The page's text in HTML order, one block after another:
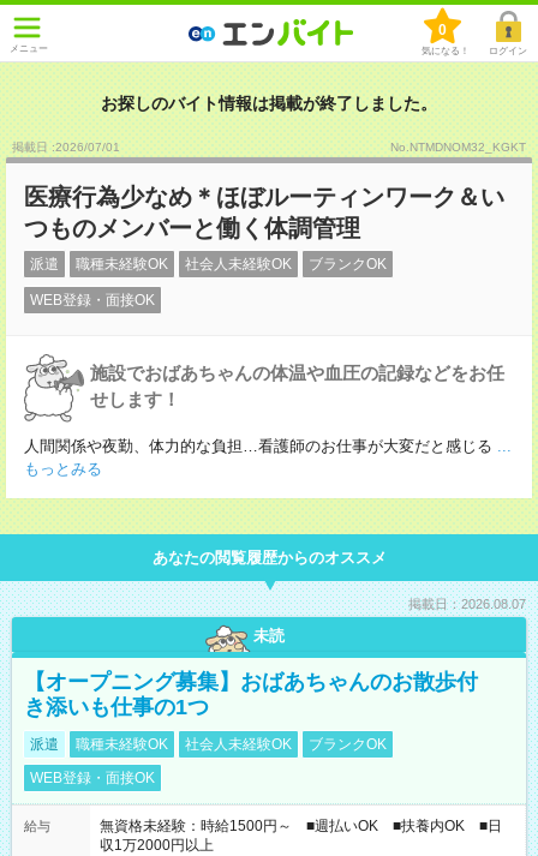
メニュー
0
気になる！ ログイン
お探しのバイト情報は掲載が終了しました。
掲載日 :2026/07/01 No.NTMDNOM32_KGKT
医療行為少なめ＊ほぼルーティンワーク＆い
つものメンバーと働く体調管理
派遣 職種未経験OK 社会人未経験OK ブランクOK
WEB登録・面接OK
施設でおばあちゃんの体温や血圧の記録などをお任
せします！
人間関係や夜勤、体力的な負担…看護師のお仕事が大変だと感じる ...
もっとみる
あなたの閲覧履歴からのオススメ
掲載日：2026.08.07
未読
【オープニング募集】おばあちゃんのお散歩付
き添いも仕事の1つ
派遣 職種未経験OK 社会人未経験OK
ブランクOK
WEB登録・面接OK
給与
無資格未経験：時給1500円～ ■週払いOK ■扶養内OK ■日
収1万2000円以上